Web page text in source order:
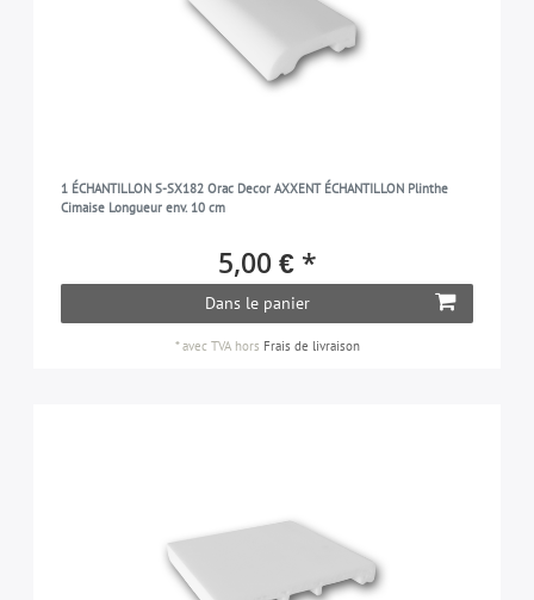
1 ÉCHANTILLON S-SX182 Orac Decor AXXENT ÉCHANTILLON Plinthe
Cimaise Longueur env. 10 cm
5,00 € *
Dans le panier
*avec TVAhors Frais de livraison